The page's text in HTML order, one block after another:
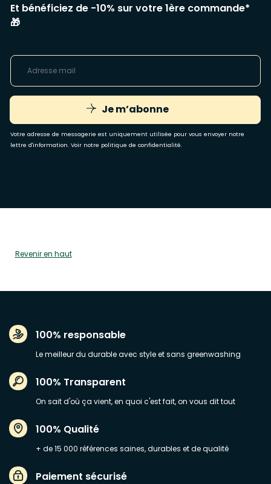
Et bénéficiez de -10% sur votre 1ère commande*
🎁
Je m’abonne
Votre adresse de messagerie est uniquement utilisée pour vous envoyer notre
lettre d'information. Voir notre politique de confidentialité
Revenir en haut
100% responsable
Le meilleur du durable avec style et sans greenwashing
100% Transparent
On sait d'où ça vient, en quoi c'est fait, on vous dit tout
100% Qualité
+ de 15 000 références saines, durables et de qualité
Paiement sécurisé